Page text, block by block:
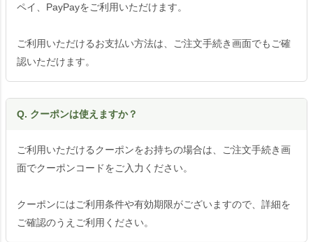
ペイ、PayPayをご利用いただけます。
ご利用いただけるお支払い方法は、ご注文手続き画面でもご確
認いただけます。
Q. クーポンは使えますか？
ご利用いただけるクーポンをお持ちの場合は、ご注文手続き画
面でクーポンコードをご入力ください。
クーポンにはご利用条件や有効期限がございますので、詳細を
ご確認のうえご利用ください。